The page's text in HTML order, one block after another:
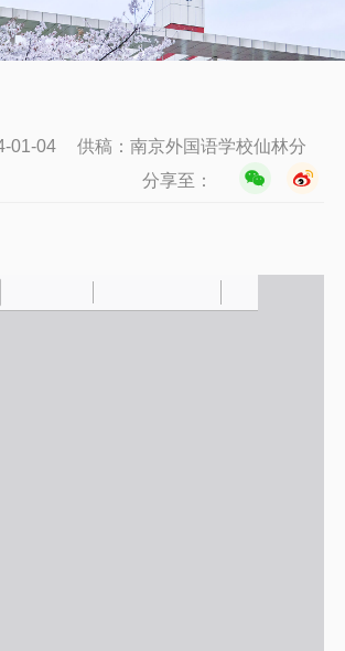
01-04
供稿：南京外国语学校仙林分
分享至：